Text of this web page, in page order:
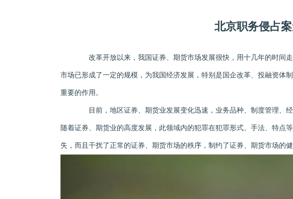
北京职务侵占
改革开放以来，我国证券、期货市场发展很快，用十几年的时间
市场已形成了一定的规模，为我国经济发展，特别是国企改革、投融资体
重要的作用。
目前，地区证券、期货业发展变化迅速，业务品种、制度管理、经
随着证券、期货业的高度发展，此领域内的犯罪在犯罪形式、手法、特点
失，而且干扰了正常的证券、期货市场的秩序，制约了证券、期货市场的健